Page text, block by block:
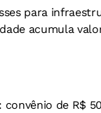
para
acumula
: convênio de R$